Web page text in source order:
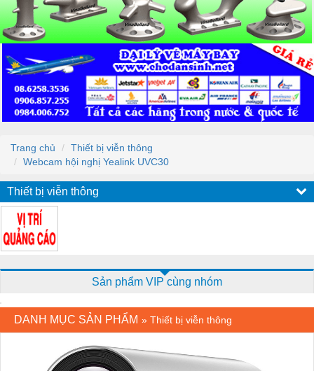
Trang chủ
Thiết bị viễn thông
Webcam hội nghị Yealink UVC30
Thiết bị viễn thông
Sản phẩm VIP cùng nhóm
DANH MỤC SẢN PHẨM » Thiết bị viễn thông